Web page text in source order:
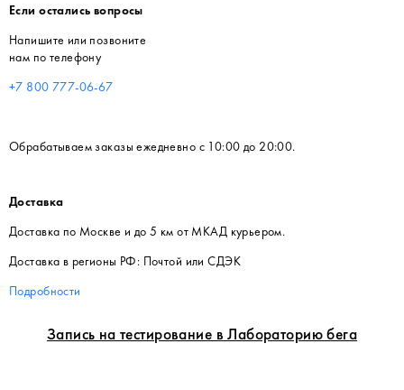
Запись на тестирование в Лабораторию бега
Если остались вопросы
Напишите или позвоните
нам по телефону
+7 800 777-06-67
Обрабатываем заказы ежедневно с 10:00 до 20:00.
Доставка
Доставка по Москве и до 5 км от МКАД курьером.
Доставка в регионы РФ: Почтой или СДЭК
Подробности